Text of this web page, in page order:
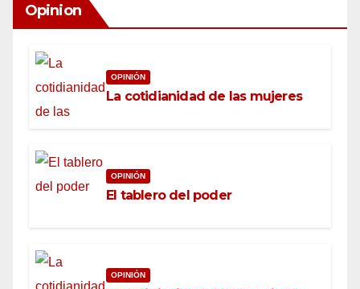
Opinion
OPINIÓN
La cotidianidad de las mujeres
OPINIÓN
El tablero del poder
OPINIÓN